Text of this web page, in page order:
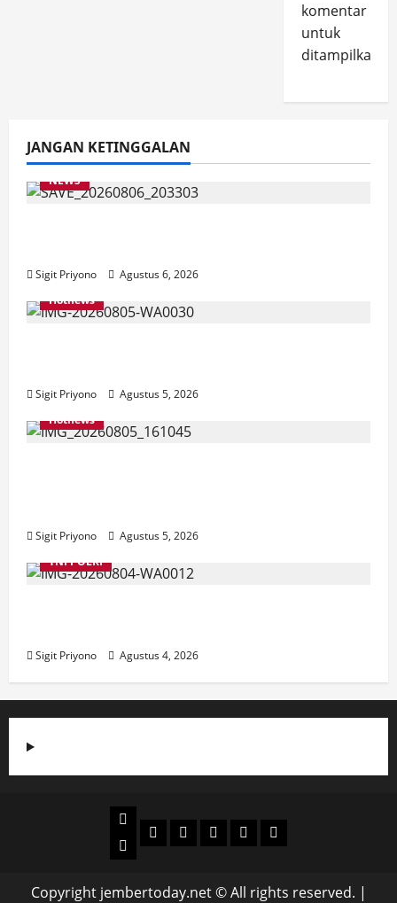
komentar
untuk
ditampilkan.
JANGAN KETINGGALAN
NEWS
Sigit Priyono
Agustus 6, 2026
Hotnews
Sigit Priyono
Agustus 5, 2026
Hotnews
Sigit Priyono
Agustus 5, 2026
TNI POLRI
Sigit Priyono Agustus 4, 2026
Beranda
News
PolitikOtomotifEkonomiSosialtentang
today
Copyright jembertoday.net © All rights reserved. |